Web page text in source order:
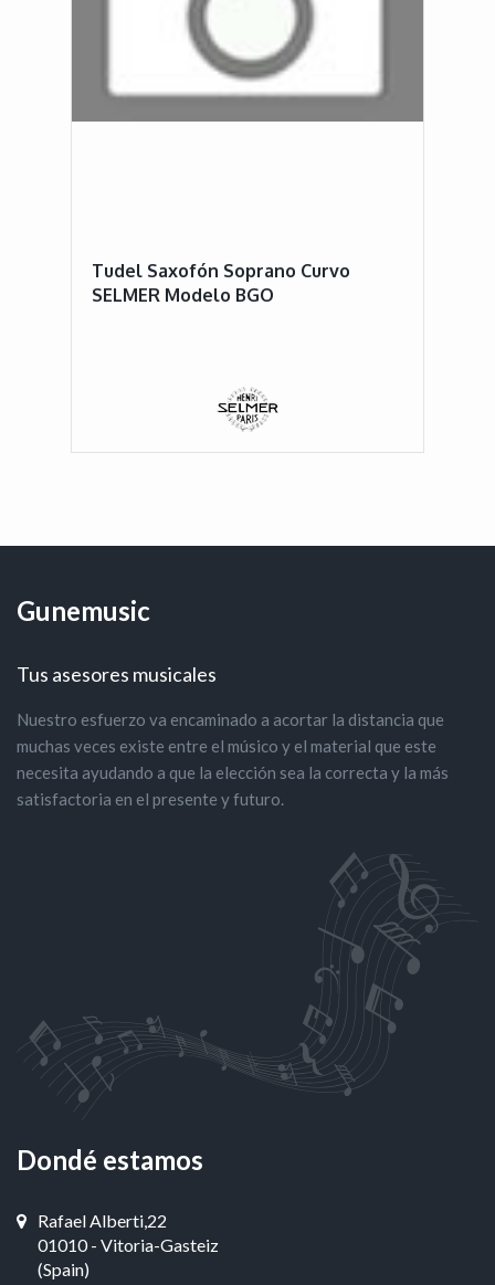
Tudel Saxofón Soprano Curvo
SELMER Modelo BGO
Gunemusic
Tus asesores musicales
Nuestro esfuerzo va encaminado a acortar la distancia que
muchas veces existe entre el músico y el material que este
necesita ayudando a que la elección sea la correcta y la más
satisfactoria en el presente y futuro.
Dondé estamos
Rafael Alberti,22
01010 - Vitoria-Gasteiz
(Spain)